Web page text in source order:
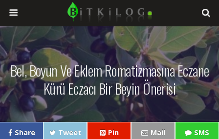
Bel, Boyun Ve Eklem Romatizmasına Eczane
Kürü Eczacı Bir Beyin Önerisi
Share Tweet Pin Mail SMS